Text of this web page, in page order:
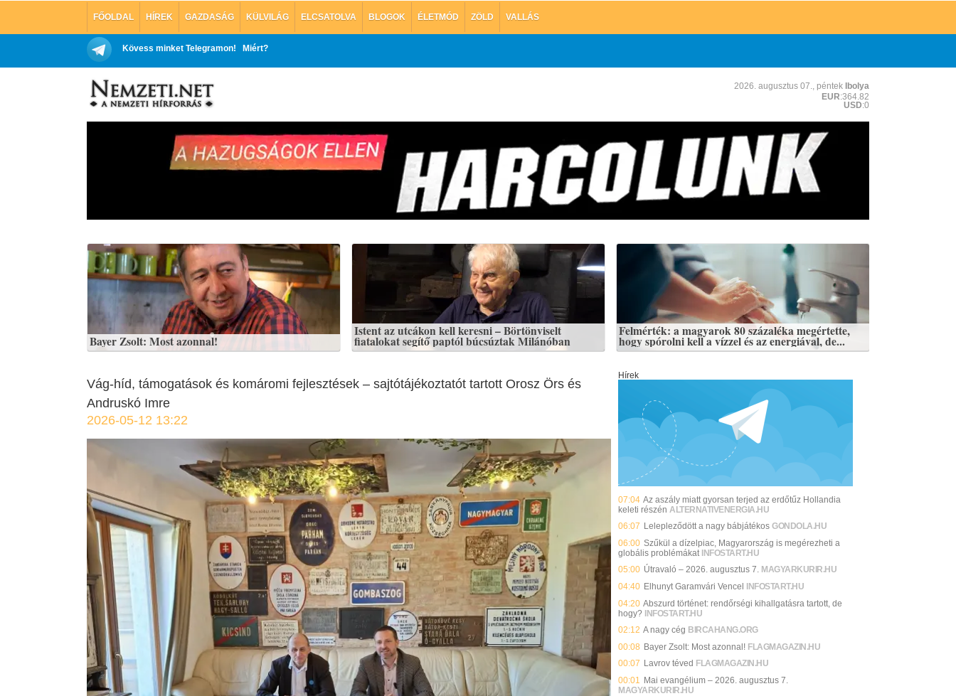
FŐOLDAL HÍREK GAZDASÁG KÜLVILÁG ELCSATOLVA BLOGOK ÉLETMÓD ZÖLD VALLÁS
Kövess minket Telegramon! Miért?
2026. augusztus 07., péntek Ibolya
EUR:364.82
USD:0
Bayer Zsolt: Most azonnal!
Istent az utcákon kell keresni – Börtönviselt
fiatalokat segítő paptól búcsúztak Milánóban
Felmérték: a magyarok 80 százaléka megértette,
hogy spórolni kell a vízzel és az energiával, de...
Vág-híd, támogatások és komáromi fejlesztések – sajtótájékoztatót tartott Orosz Örs és
Andruskó Imre
2026-05-12 13:22
Hírek
07:04 Az aszály miatt gyorsan terjed az erdőtűz Hollandia
keleti részén ALTERNATIVENERGIA.HU
06:07 Lelepleződött a nagy bábjátékos GONDOLA.HU
06:00 Szűkül a dízelpiac, Magyarország is megérezheti a
globális problémákat INFOSTART.HU
05:00 Útravaló – 2026. augusztus 7. MAGYARKURIR.HU
04:40 Elhunyt Garamvári Vencel
INFOSTART.HU
04:20 Abszurd történet: rendőrségi kihallgatásra tartott, de
hogy? INFOSTART.HU
02:12 A nagy cég BIRCAHANG.ORG
00:08 Bayer Zsolt: Most azonnal! FLAGMAGAZIN.HU
00:07 Lavrov téved FLAGMAGAZIN.HU
00:01 Mai evangélium – 2026. augusztus 7.
MAGYARKURIR.HU